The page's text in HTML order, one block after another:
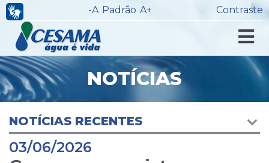
-A Padrão A+ Contraste
NOTÍCIAS
NOTÍCIAS RECENTES
03/06/2026